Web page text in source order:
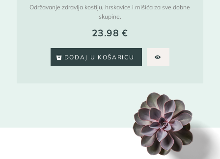
Održavanje zdravlja kostiju, hrskavice i mišića za sve dobne
skupine.
23.98€
DODAJ U KOŠARICU